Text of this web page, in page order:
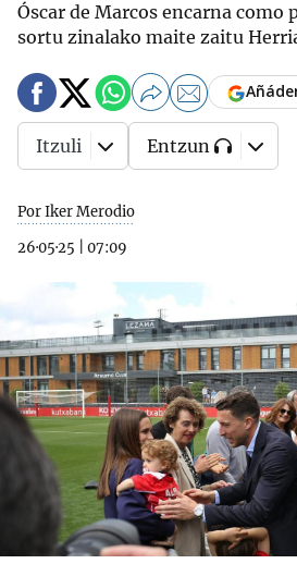
Óscar de Marcos encarna como
sortu zinalako maite zaitu
Por Iker Merodio
26·05·25
07:09
Itzuli Entzun